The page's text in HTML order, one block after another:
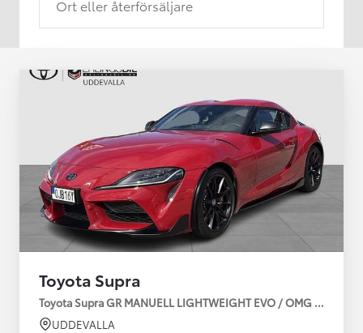
Ort eller återförsäljare
Toyota Supra
Toyota Supra GR MANUELL LIGHTWEIGHT EVO / OMG LEV!
UDDEVALLA